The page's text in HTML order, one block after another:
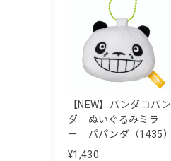
【NEW】パンダコパン
ダ ぬいぐるみミラ
ー パパンダ（1435）
¥1,430